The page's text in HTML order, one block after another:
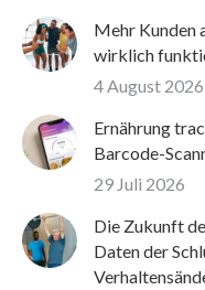
Mehr Kunden
wirklich
4 August 2026
Ernährung
Barcode-
29 Juli 2026
Die Zukunft
Daten der